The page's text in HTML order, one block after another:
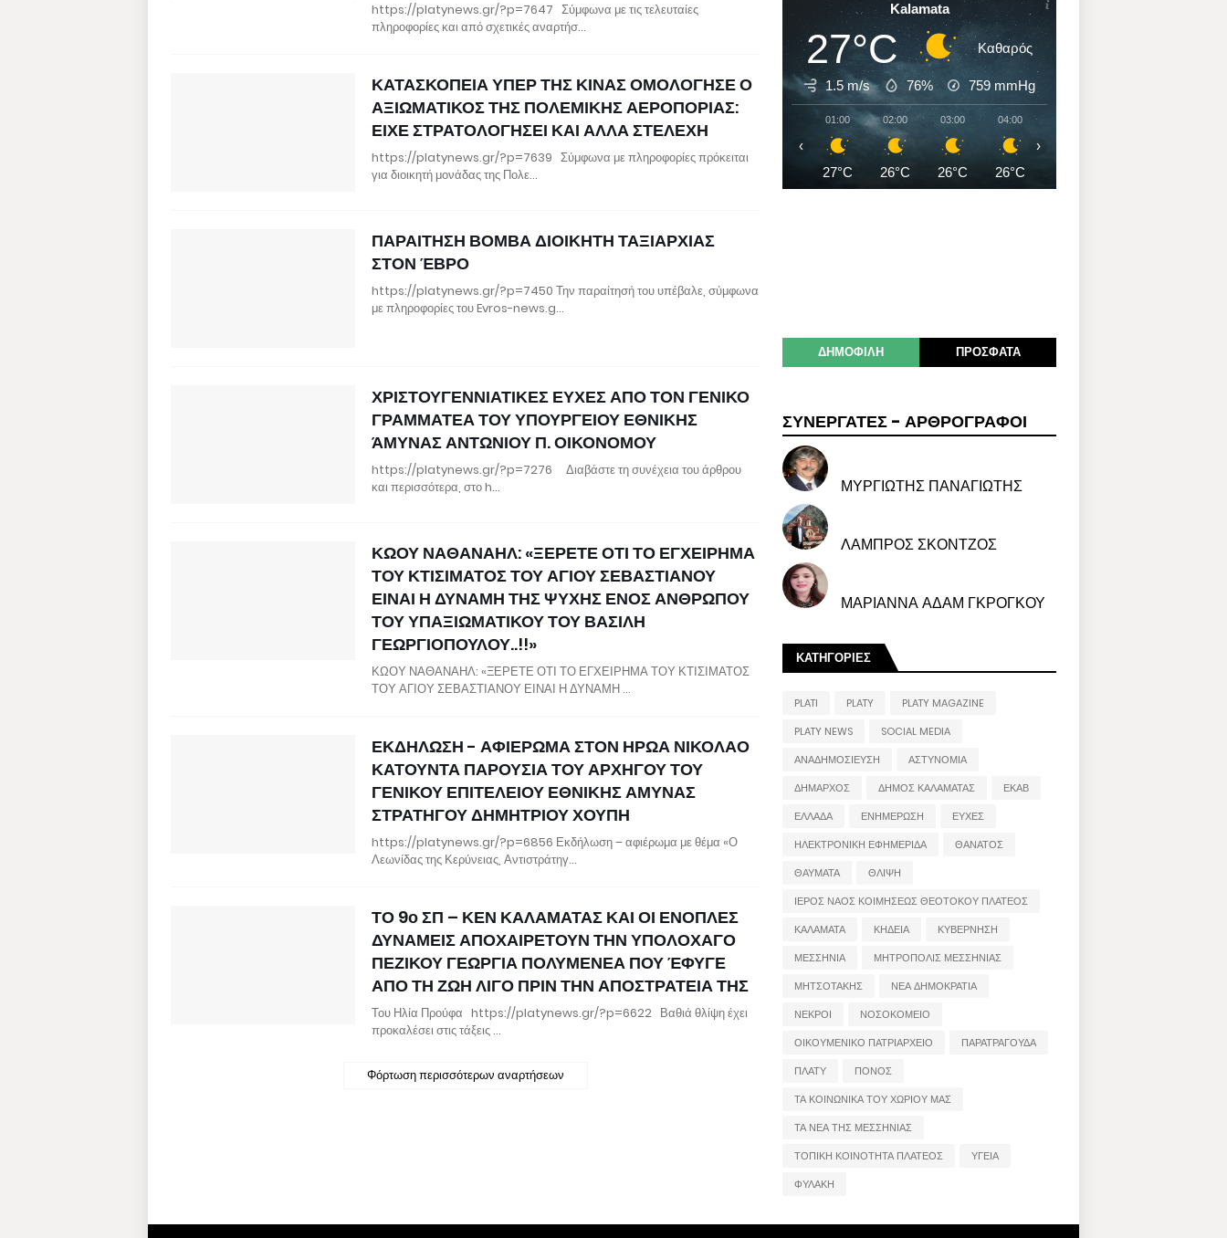
https://platynews.gr/?p=7647 Σύμφωνα με τις τελευταίες
πληροφορίες και από σχετικές αναρτήσ…
ΚΑΤΑΣΚΟΠΕΙΑ ΥΠΕΡ ΤΗΣ ΚΙΝΑΣ ΟΜΟΛΟΓΗΣΕ Ο
ΑΞΙΩΜΑΤΙΚΟΣ ΤΗΣ ΠΟΛΕΜΙΚΗΣ ΑΕΡΟΠΟΡΙΑΣ:
ΕΙΧΕ ΣΤΡΑΤΟΛΟΓΗΣΕΙ ΚΑΙ ΑΛΛΑ ΣΤΕΛΕΧΗ
https://platynews.gr/?p=7639 Σύμφωνα με πληροφορίες πρόκειται
για διοικητή μονάδας της Πολε…
ΠΑΡΑΙΤΗΣΗ ΒΟΜΒΑ ΔΙΟΙΚΗΤΗ ΤΑΞΙΑΡΧΙΑΣ
ΣΤΟΝ ΈΒΡΟ
https://platynews.gr/?p=7450 Την παραίτησή του υπέβαλε, σύμφωνα
με πληροφορίες του Evros-news.g…
ΧΡΙΣΤΟΥΓΕΝΝΙΑΤΙΚΕΣ ΕΥΧΕΣ ΑΠΟ ΤΟΝ ΓΕΝΙΚΟ
ΓΡΑΜΜΑΤΕΑ ΤΟΥ ΥΠΟΥΡΓΕΙΟΥ ΕΘΝΙΚΗΣ
ΆΜΥΝΑΣ ΑΝΤΩΝΙΟΥ Π. ΟΙΚΟΝΟΜΟΥ
https://platynews.gr/?p=7276 Διαβάστε τη συνέχεια του άρθρου
και περισσότερα, στο h…
ΚΩΟΥ ΝΑΘΑΝΑΗΛ: «ΞΕΡΕΤΕ ΟΤΙ ΤΟ ΕΓΧΕΙΡΗΜΑ
ΤΟΥ ΚΤΙΣΙΜΑΤΟΣ ΤΟΥ ΑΓΙΟΥ ΣΕΒΑΣΤΙΑΝΟΥ
ΕΙΝΑΙ Η ΔΥΝΑΜΗ ΤΗΣ ΨΥΧΗΣ ΕΝΟΣ ΑΝΘΡΩΠΟΥ
ΤΟΥ ΥΠΑΞΙΩΜΑΤΙΚΟΥ ΤΟΥ ΒΑΣΙΛΗ
ΓΕΩΡΓΙΟΠΟΥΛΟΥ..!!»
ΚΩΟΥ ΝΑΘΑΝΑΗΛ: «ΞΕΡΕΤΕ ΟΤΙ ΤΟ ΕΓΧΕΙΡΗΜΑ ΤΟΥ ΚΤΙΣΙΜΑΤΟΣ
ΤΟΥ ΑΓΙΟΥ ΣΕΒΑΣΤΙΑΝΟΥ ΕΙΝΑΙ Η ΔΥΝΑΜΗ …
ΕΚΔΗΛΩΣΗ - ΑΦΙΕΡΩΜΑ ΣΤΟΝ ΗΡΩΑ ΝΙΚΟΛΑΟ
ΚΑΤΟΥΝΤΑ ΠΑΡΟΥΣΙΑ ΤΟΥ ΑΡΧΗΓΟΥ ΤΟΥ
ΓΕΝΙΚΟΥ ΕΠΙΤΕΛΕΙΟΥ ΕΘΝΙΚΗΣ ΑΜΥΝΑΣ
ΣΤΡΑΤΗΓΟΥ ΔΗΜΗΤΡΙΟΥ ΧΟΥΠΗ
https://platynews.gr/?p=6856 Εκδήλωση – αφιέρωμα με θέμα «Ο
Λεωνίδας της Κερύνειας, Αντιστράτηγ…
ΤΟ 9ο ΣΠ – ΚΕΝ ΚΑΛΑΜΑΤΑΣ ΚΑΙ ΟΙ ΕΝΟΠΛΕΣ
ΔΥΝΑΜΕΙΣ ΑΠΟΧΑΙΡΕΤΟΥΝ ΤΗΝ ΥΠΟΛΟΧΑΓΟ
ΠΕΖΙΚΟΥ ΓΕΩΡΓΙΑ ΠΟΛΥΜΕΝΕΑ ΠΟΥ ΈΦΥΓΕ
ΑΠΟ ΤΗ ΖΩΗ ΛΙΓΟ ΠΡΙΝ ΤΗΝ ΑΠΟΣΤΡΑΤΕΙΑ ΤΗΣ
Του Ηλία Προύφα https://platynews.gr/?p=6622 Βαθιά θλίψη έχει
προκαλέσει στις τάξεις …
Φόρτωση περισσότερων αναρτήσεων
Kalamata
27°C Καθαρός
1.5 m/s 76% 759 mmHg
01:00
27°C
02:00
26°C
03:00
26°C
04:00
26°C
‹ ›
ΔΗΜΟΦΙΛΗ ΠΡΟΣΦΑΤΑ
ΣΥΝΕΡΓΑΤΕΣ - ΑΡΘΡΟΓΡΑΦΟΙ
ΜΥΡΓΙΩΤΗΣ ΠΑΝΑΓΙΩΤΗΣ
ΛΑΜΠΡΟΣ ΣΚΟΝΤΖΟΣ
ΜΑΡΙΑΝΝΑ ΑΔΑΜ ΓΚΡΟΓΚΟΥ
ΚΑΤΗΓΟΡΙΕΣ
PLATI PLATY
PLATY MAGAZINE
PLATY NEWS
SOCIAL MEDIA
ΑΝΑΔΗΜΟΣΙΕΥΣΗ
ΑΣΤΥΝΟΜΙΑ
ΔΗΜΑΡΧΟΣ
ΔΗΜΟΣ ΚΑΛΑΜΑΤΑΣ
ΕΚΑΒ
ΕΛΛΑΔΑ
ΕΝΗΜΕΡΩΣΗ
ΕΥΧΕΣ
ΗΛΕΚΤΡΟΝΙΚΗ ΕΦΗΜΕΡΙΔΑ
ΘΑΝΑΤΟΣ
ΘΑΥΜΑΤΑ
ΘΛΙΨΗ
ΙΕΡΟΣ ΝΑΟΣ ΚΟΙΜΗΣΕΩΣ ΘΕΟΤΟΚΟΥ ΠΛΑΤΕΟΣ
ΚΑΛΑΜΑΤΑ
ΚΗΔΕΙΑ
ΚΥΒΕΡΝΗΣΗ
ΜΕΣΣΗΝΙΑ
ΜΗΤΡΟΠΟΛΙΣ ΜΕΣΣΗΝΙΑΣ
ΜΗΤΣΟΤΑΚΗΣ
ΝΕΑ ΔΗΜΟΚΡΑΤΙΑ
ΝΕΚΡΟΙ
ΝΟΣΟΚΟΜΕΙΟ
ΟΙΚΟΥΜΕΝΙΚΟ ΠΑΤΡΙΑΡΧΕΙΟ
ΠΑΡΑΤΡΑΓΟΥΔΑ
ΠΛΑΤΥ
ΠΟΝΟΣ
ΤΑ ΚΟΙΝΩΝΙΚΑ ΤΟΥ ΧΩΡΙΟΥ ΜΑΣ
ΤΑ ΝΕΑ ΤΗΣ ΜΕΣΣΗΝΙΑΣ
ΤΟΠΙΚΗ ΚΟΙΝΟΤΗΤΑ ΠΛΑΤΕΟΣ
ΥΓΕΙΑ
ΦΥΛΑΚΗ